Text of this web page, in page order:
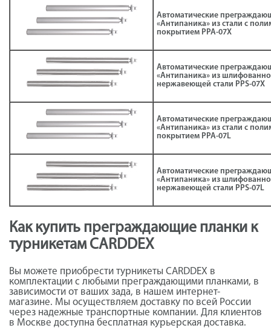
Автоматические
«Антипаника» из стали с
покрытием PPA-07X
Автоматические
«Антипаника» из
нержавеющей стали PPS-07X
Автоматические
«Антипаника» из стали с
покрытием PPA-07L
Автоматические
«Антипаника» из
нержавеющей стали PPS-07L
Как купить преграждающие планки к
турникетам CARDDEX
Вы можете приобрести турникеты CARDDEX в
комплектации с любыми преграждающими планками, в
зависимости от ваших зада, в нашем интернет-
магазине. Мы осуществляем доставку по всей России
через надежные транспортные компании. Для клиентов
в Москве доступна бесплатная курьерская доставка.